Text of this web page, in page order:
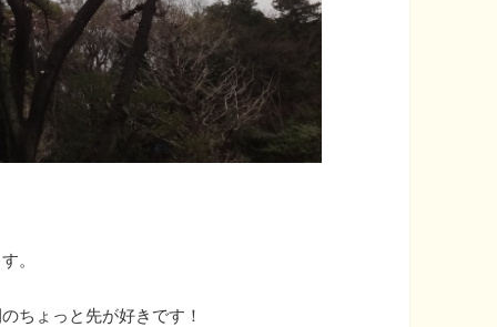
。
ちょっと先が好きです！